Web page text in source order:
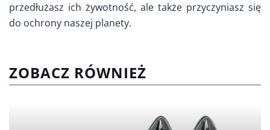
przedłużasz ich żywotność, ale także przyczyniasz się
do ochrony naszej planety.
ZOBACZ RÓWNIEŻ